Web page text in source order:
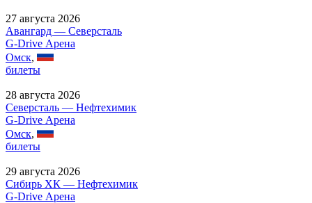
27 августа 2026
Авангард — Северсталь
G-Drive Арена
Омск,
билеты
28 августа 2026
Северсталь — Нефтехимик
G-Drive Арена
Омск,
билеты
29 августа 2026
Сибирь ХК — Нефтехимик
G-Drive Арена